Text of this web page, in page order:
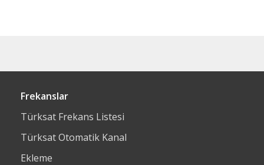
Frekanslar
Türksat Frekans Listesi
Türksat Otomatik Kanal
Ekleme